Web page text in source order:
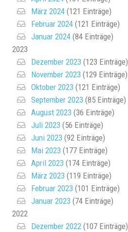
März 2024 (121 Einträge)
Februar 2024 (121 Einträge)
Januar 2024 (84 Einträge)
2023
Dezember 2023 (123 Einträge)
November 2023 (129 Einträge)
Oktober 2023 (121 Einträge)
September 2023 (85 Einträge)
August 2023 (36 Einträge)
Juli 2023 (56 Einträge)
Juni 2023 (92 Einträge)
Mai 2023 (177 Einträge)
April 2023 (174 Einträge)
März 2023 (119 Einträge)
Februar 2023 (101 Einträge)
Januar 2023 (74 Einträge)
2022
Dezember 2022 (107 Einträge)